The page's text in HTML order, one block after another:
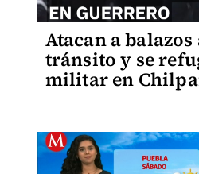
Atacan a balazos
tránsito y se
militar en